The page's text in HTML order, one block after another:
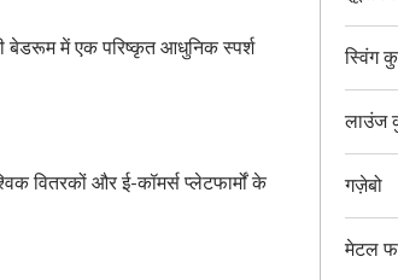
बेडरूम में एक परिष्कृत आधुनिक स्पर्श
वितरकों और ई-कॉमर्स प्लेटफार्मों के
स्विंग
लाउंज
गज़ेबो
मेटल